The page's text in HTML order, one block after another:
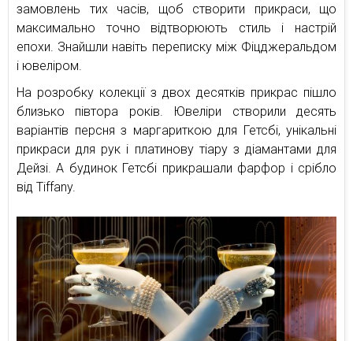
замовлень тих часів, щоб створити прикраси, що
максимально точно відтворюють стиль і настрій
епохи. Знайшли навіть переписку між Фіцджеральдом
і ювеліром.
На розробку колекції з двох десятків прикрас пішло
близько півтора років. Ювеліри створили десять
варіантів персня з маргариткою для Гетсбі, унікальні
прикраси для рук і платинову тіару з діамантами для
Дейзі. А будинок Гетсбі прикрашали фарфор і срібло
від Tiffany.